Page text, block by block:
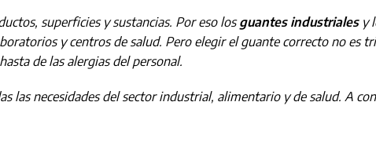
superficies y sustancias. Por eso losguantes industrialesy
y centros de salud. Pero elegir el guante correcto no es
de las alergias del personal.
necesidades del sector industrial, alimentario y de salud. A